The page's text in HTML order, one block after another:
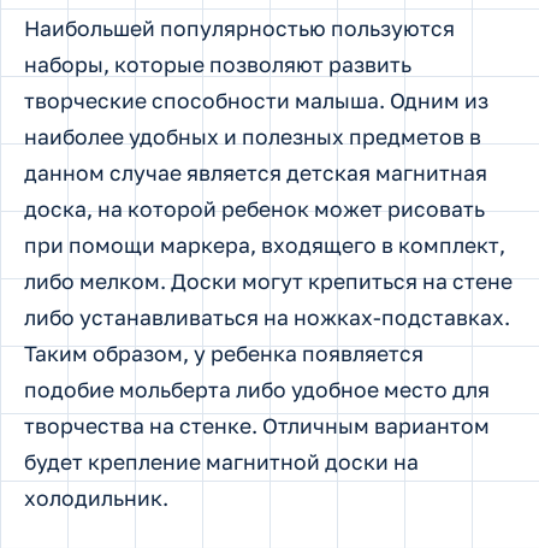
Наибольшей популярностью пользуются
наборы, которые позволяют развить
творческие способности малыша. Одним из
наиболее удобных и полезных предметов в
данном случае является детская магнитная
доска, на которой ребенок может рисовать
при помощи маркера, входящего в комплект,
либо мелком. Доски могут крепиться на стене
либо устанавливаться на ножках-подставках.
Таким образом, у ребенка появляется
подобие мольберта либо удобное место для
творчества на стенке. Отличным вариантом
будет крепление магнитной доски на
холодильник.